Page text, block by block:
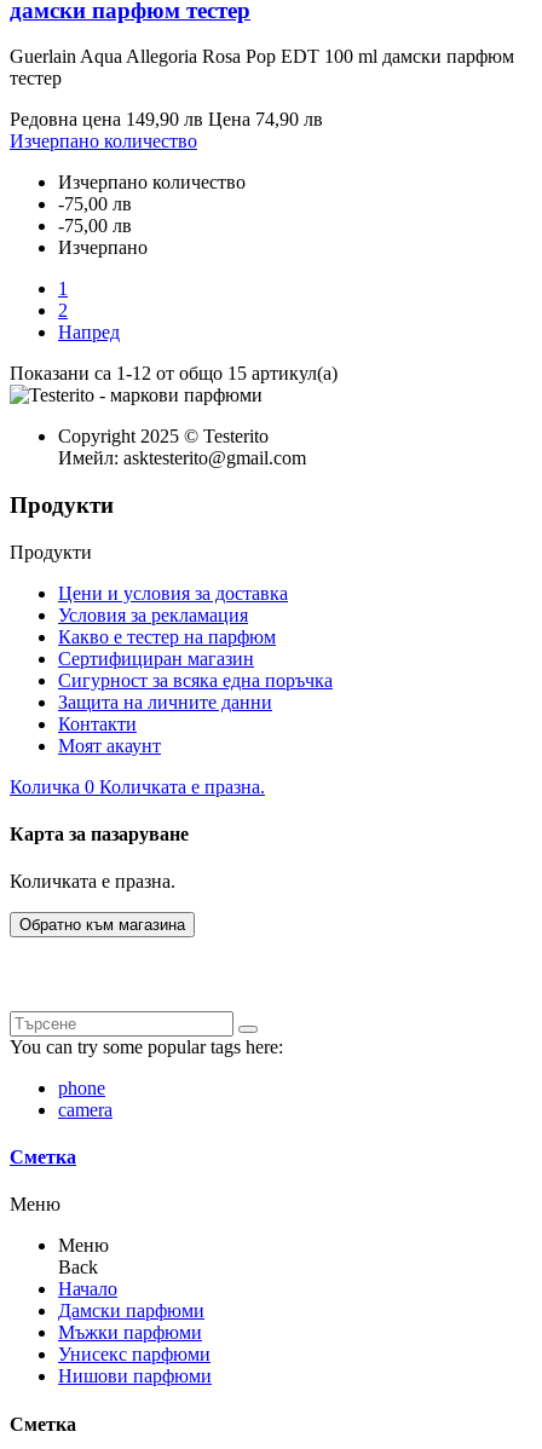
дамски парфюм тестер
Guerlain Aqua Allegoria Rosa Pop EDT 100 ml дамски парфюм
тестер
Редовна цена 149,90 лв Цена 74,90 лв
Изчерпано количество
Изчерпано количество
-75,00 лв
-75,00 лв
Изчерпано
1
2
Напред
Показани са 1-12 от общо 15 артикул(а)
Copyright 2025 © Testerito
Имейл: asktesterito@gmail.com
Продукти
Продукти
Цени и условия за доставка
Условия за рекламация
Какво е тестер на парфюм
Сертифициран магазин
Сигурност за всяка една поръчка
Защита на личните данни
Контакти
Моят акаунт
Количка 0 Количката е празна.
Карта за пазаруване
Количката е празна.
Обратно към магазина
You can try some popular tags here:
phone
camera
Сметка
Меню
Меню
Back
Начало
Дамски парфюми
Мъжки парфюми
Унисекс парфюми
Нишови парфюми
Сметка